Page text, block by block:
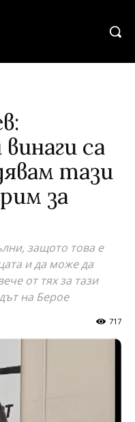
са
тази
за
защото това е
и да може да
от тях за тази
на Берое
717